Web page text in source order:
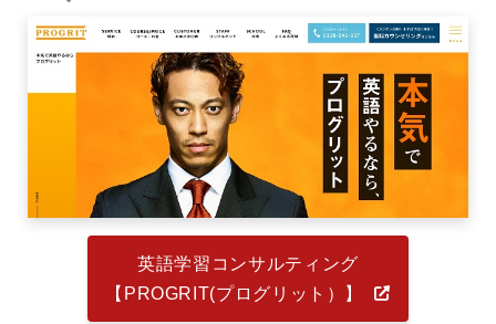
英語学習コンサルティング
【PROGRIT(プログリット）】